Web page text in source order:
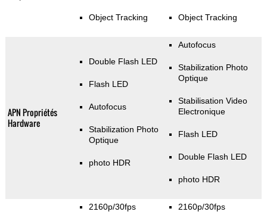
Object Tracking Object Tracking
APN Propriétés
Hardware
Double Flash LED
Flash LED
Autofocus
Stabilization Photo
Optique
photo HDR
Autofocus
Stabilization Photo
Optique
Stabilisation Video
Electronique
Flash LED
Double Flash LED
photo HDR
2160p/30fps 2160p/30fps